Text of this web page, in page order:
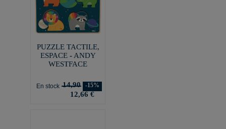
PUZZLE TACTILE,
ESPACE - ANDY
WESTFACE
En stock 14,90 -15%
12,66 €